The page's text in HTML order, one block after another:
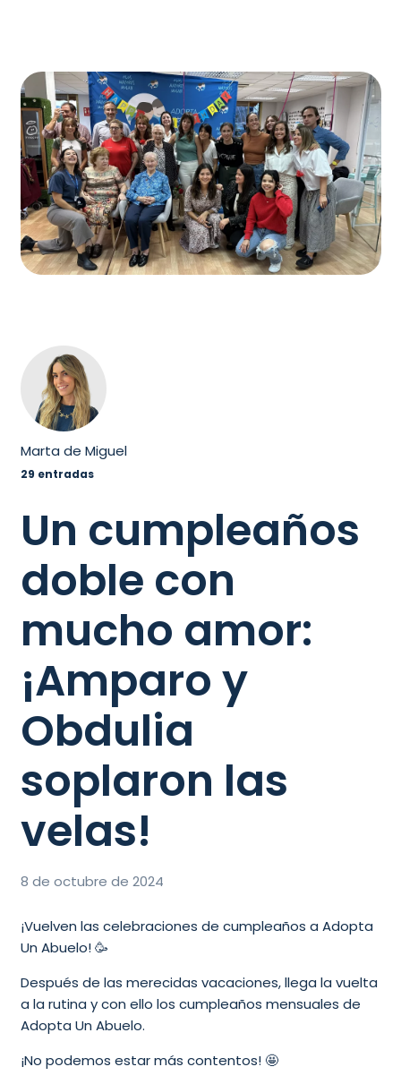
Marta de Miguel
29 entradas
Un cumpleaños
doble con
mucho amor:
¡Amparo y
Obdulia
soplaron las
velas!
8 de octubre de 2024
¡Vuelven las celebraciones de cumpleaños a Adopta
Un Abuelo! 🥳
Después de las merecidas vacaciones, llega la vuelta
a la rutina y con ello los cumpleaños mensuales de
Adopta Un Abuelo.
¡No podemos estar más contentos! 🤩